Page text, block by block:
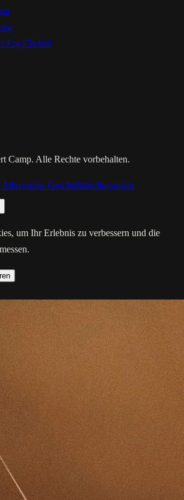
Erg Chebbi
Camp. Alle Rechte vorbehalten.
Allgemeine Geschäftsbedingungen
um Ihr Erlebnis zu verbessern und die